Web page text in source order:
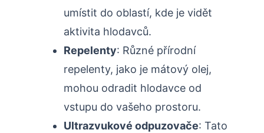
‍umístit do oblastí, kde je vidět
aktivita hlodavců.
Repelenty: Různé přírodní
repelenty, jako je mátový olej,
mohou odradit hlodavce od
vstupu do vašeho prostoru.
Ultrazvukové odpuzovače: Tato‌